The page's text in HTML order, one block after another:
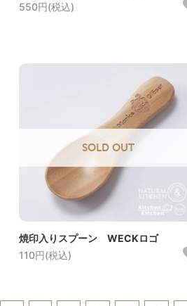
550円(税込)
SOLD OUT
焼印入りスプーン WECKロゴ
110円(税込)